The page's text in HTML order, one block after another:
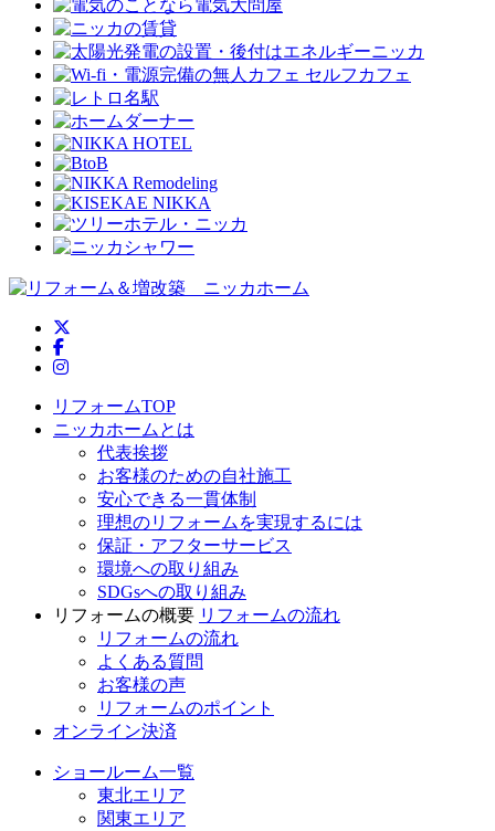
ニッカホーム公式Facebook
ニッカホーム公式Instagram
リフォームTOP
ニッカホームとは
代表挨拶
お客様のための自社施工
安心できる一貫体制
理想のリフォームを実現するには
保証・アフターサービス
環境への取り組み
SDGsへの取り組み
リフォームの概要 リフォームの流れ
リフォームの流れ
よくある質問
お客様の声
リフォームのポイント
オンライン決済
ショールーム一覧
東北エリア
関東エリア